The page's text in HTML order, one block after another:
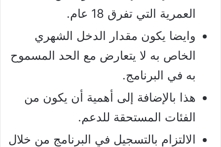
العمرية التي تفرق 18 عام.
وايضا يكون مقدار الدخل الشهري
الخاص به لا يتعارض مع الحد المسموح
به في البرنامج.
هذا بالإضافة إلى أهمية أن يكون من
الفئات المستحقة للدعم.
الالتزام بالتسجيل في البرنامج من خلال